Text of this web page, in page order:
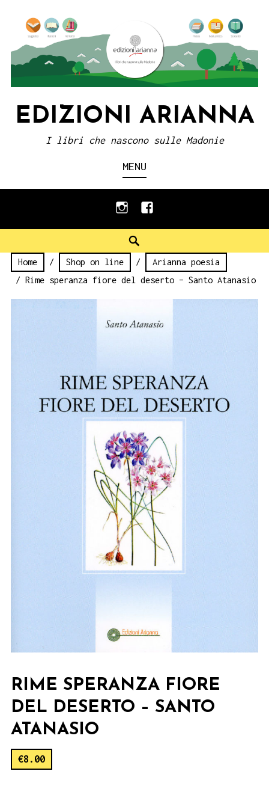
content
EDIZIONI ARIANNA
I libri che nascono sulle Madonie
MENU
instagramfacebook
Home / Shop on line /
Arianna poesia
/ Rime speranza fiore del deserto – Santo Atanasio
RIME SPERANZA FIORE
DEL DESERTO – SANTO
ATANASIO
€8.00